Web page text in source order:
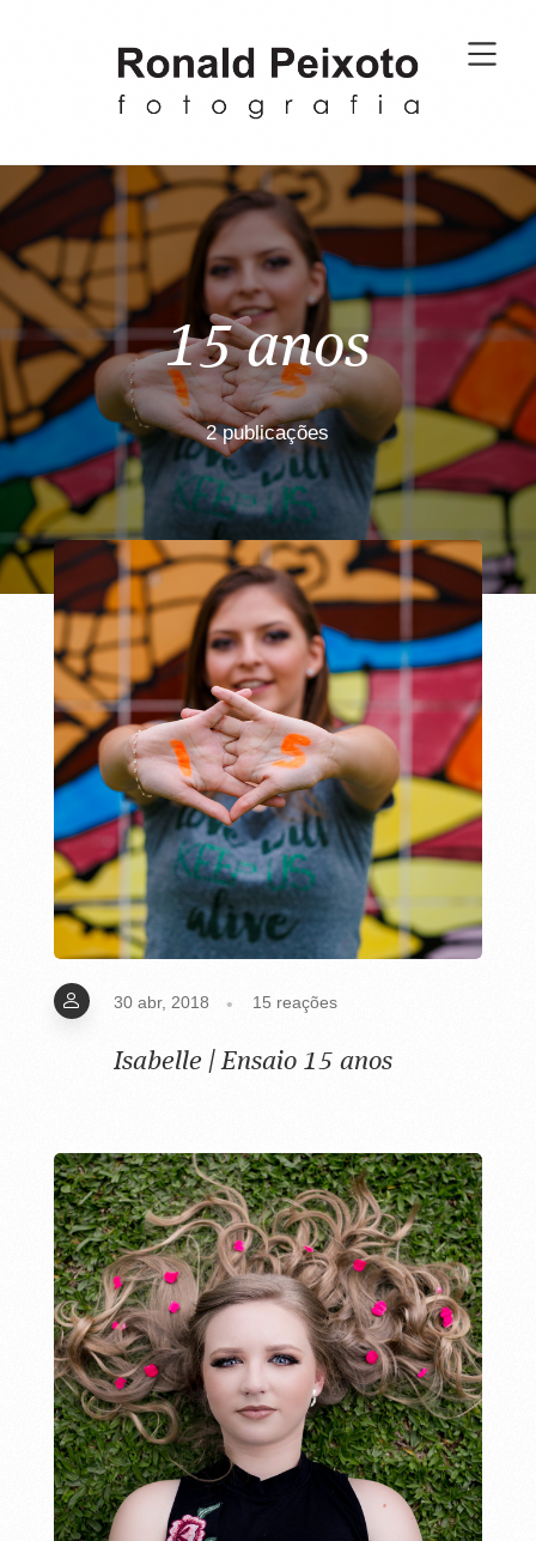
15 anos
2 publicações
30 abr, 2018 15 reações
Isabelle | Ensaio 15 anos